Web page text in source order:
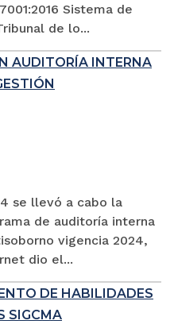
Sistema de
de lo...
AUDITORÍA INTERNA
se llevó a cabo la
de auditoría interna
vigencia 2024,
dio el...
DE HABILIDADES
SIGCMA